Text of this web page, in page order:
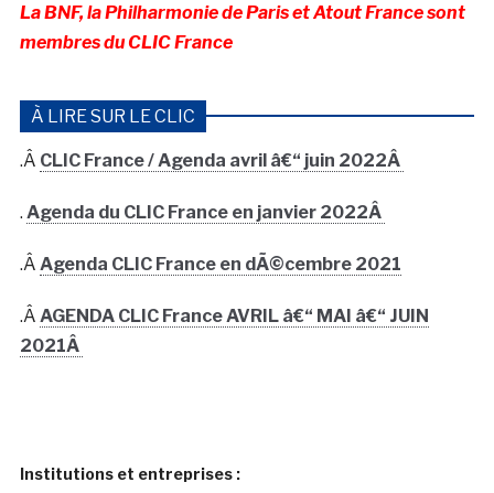
La BNF, la Philharmonie de Paris et Atout France sont
membres du CLIC France
À LIRE SUR LE CLIC
.Â CLIC France / Agenda avril â€“ juin 2022Â
. Agenda du CLIC France en janvier 2022Â
.Â Agenda CLIC France en dÃ©cembre 2021
.Â AGENDA CLIC France AVRIL â€“ MAI â€“ JUIN
2021Â
Institutions et entreprises :